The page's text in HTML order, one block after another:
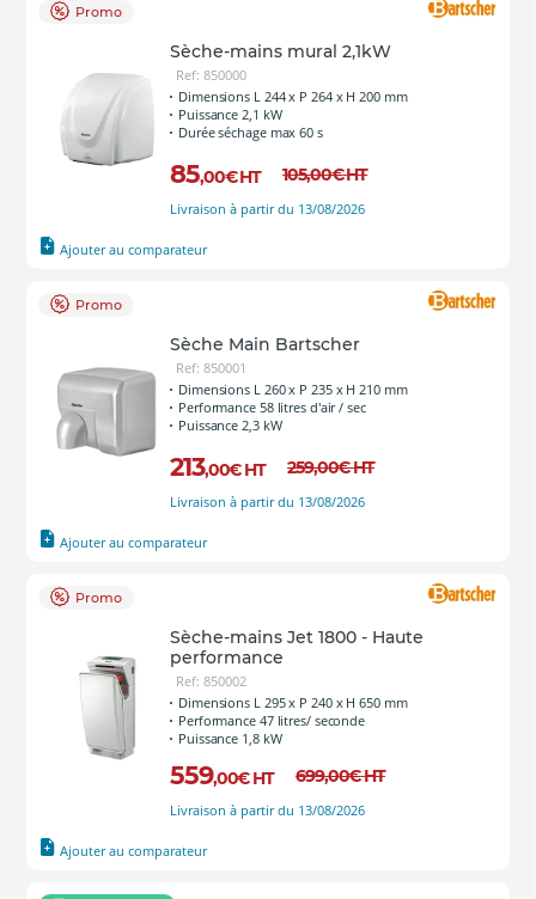
Promo
Sèche-mains mural 2,1kW
Ref: 850000
Dimensions L 244 x P 264 x H 200 mm
Puissance 2,1 kW
Durée séchage max 60 s
85,00€HT 105,00€HT
Livraison à partir du 13/08/2026
Ajouter au comparateur
Promo
Sèche Main Bartscher
Ref: 850001
Dimensions L 260 x P 235 x H 210 mm
Performance 58 litres d'air / sec
Puissance 2,3 kW
213,00€ HT 259,00€HT
Livraison à partir du 13/08/2026
Ajouter au comparateur
Promo
Sèche-mains Jet 1800 - Haute
performance
Ref: 850002
Dimensions L 295 x P 240 x H 650 mm
Performance 47 litres/ seconde
Puissance 1,8 kW
559,00€ HT 699,00€HT
Livraison à partir du 13/08/2026
Ajouter au comparateur